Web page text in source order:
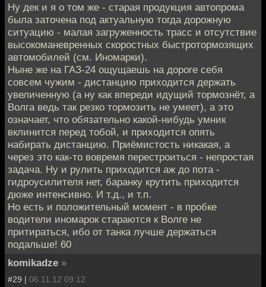
Ну дек и я о том же - старая продукция автопрома
была заточена под актуальную тогда дорожную
ситуацию - малая загруженность трасс и отсутствие
высокоманевренных скоростных быстротормозящих
автомобилей (см. Иномарки).
Ныне же на ГАЗ-24 ощущаешь на дороге себя
совсем чужим - дистанцию приходится держать
увеличенную (а ну как впереди идущий тормознёт, а
Волга ведь так резко тормозить не умеет), а это
означает, что обязательно какой-нибудь умник
вклинится перед тобой, и приходится опять
набирать дистанцию. Приёмистость никакая, а
через это как-то вовремя перестроиться - непростая
задача. Ну и рулить приходится аж до пота -
гидроусилителя нет, баранку крутить приходится
дюже интенсивно. И т.д., и т.п.
Но есть и положительный момент - в пробке
водители иномарок стараются к Волге не
притираться, ибо от танка лучше держаться
подальше! 60
komikadze »
#29 | 06.11.12 09:12